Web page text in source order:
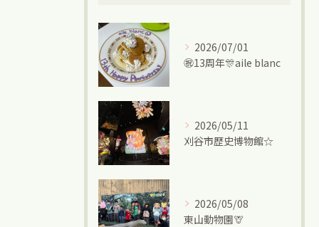
2026/07/01
㊗13周年🎊aile blanc
2026/05/11
刈谷市歴史博物館☆
2026/05/08
東山動物園🦒